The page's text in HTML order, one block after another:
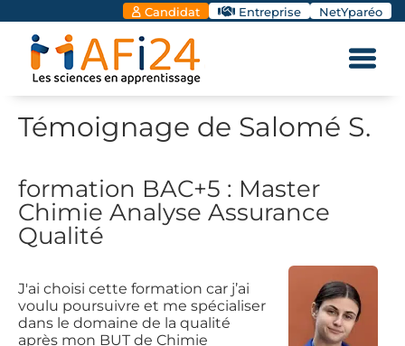
Candidat Entreprise NetYparéo
Témoignage de Salomé S.
formation BAC+5 : Master
Chimie Analyse Assurance
Qualité
J'ai choisi cette formation car j’ai
voulu poursuivre et me spécialiser
dans le domaine de la qualité
après mon BUT de Chimie